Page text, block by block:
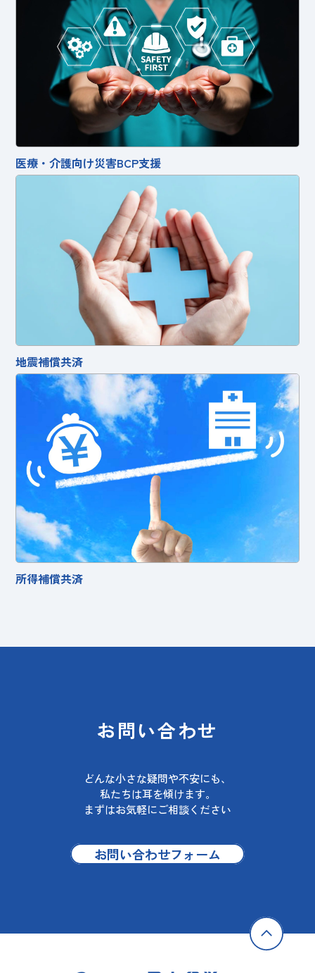
医療・介護向け災害BCP支援
地震補償共済
所得補償共済
お問い合わせ
どんな小さな疑問や不安にも、
私たちは耳を傾けます。
まずはお気軽にご相談ください
お問い合わせフォーム